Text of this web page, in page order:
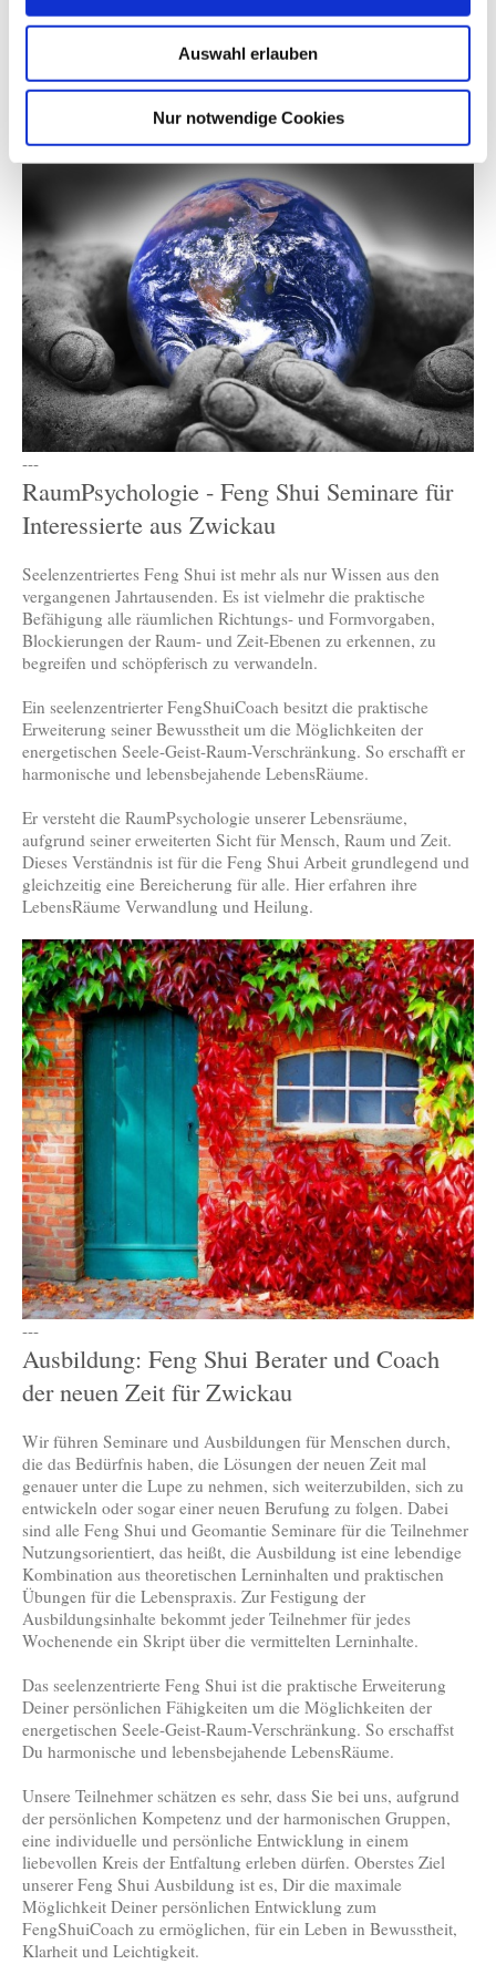
Auswahl erlauben
Nur notwendige Cookies
FengShuiCoach & GeomantieCoach
Vereinbare eine kostenlose telefonische Beratung. ⇒ Hier
Kontakt
Untersuchung, Beratung & Lösungen für Schlafzimmer,
Wohnung, Haus & Gewerbe ⇒ zurLebensRaumHeilung
---
RaumPsychologie - Feng Shui Seminare für
Interessierte aus Zwickau
Seelenzentriertes Feng Shui ist mehr als nur Wissen aus den
vergangenen Jahrtausenden. Es ist vielmehr die praktische
Befähigung alle räumlichen Richtungs- und Formvorgaben,
Blockierungen der Raum- und Zeit-Ebenen zu erkennen, zu
begreifen und schöpferisch zu verwandeln.
Ein seelenzentrierter FengShuiCoach besitzt die praktische
Erweiterung seiner Bewusstheit um die Möglichkeiten der
energetischen Seele-Geist-Raum-Verschränkung. So erschafft er
harmonische und lebensbejahende LebensRäume.
Er versteht die RaumPsychologie unserer Lebensräume,
aufgrund seiner erweiterten Sicht für Mensch, Raum und Zeit.
Dieses Verständnis ist für die Feng Shui Arbeit grundlegend und
gleichzeitig eine Bereicherung für alle. Hier erfahren ihre
LebensRäume Verwandlung und Heilung.
---
Ausbildung: Feng Shui Berater und Coach
der neuen Zeit für Zwickau
Wir führen Seminare und Ausbildungen für Menschen durch,
die das Bedürfnis haben, die Lösungen der neuen Zeit mal
genauer unter die Lupe zu nehmen, sich weiterzubilden, sich zu
entwickeln oder sogar einer neuen Berufung zu folgen. Dabei
sind alle Feng Shui und Geomantie Seminare für die Teilnehmer
Nutzungsorientiert, das heißt, die Ausbildung ist eine lebendige
Kombination aus theoretischen Lerninhalten und praktischen
Übungen für die Lebenspraxis. Zur Festigung der
Ausbildungsinhalte bekommt jeder Teilnehmer für jedes
Wochenende ein Skript über die vermittelten Lerninhalte.
Das seelenzentrierte Feng Shui ist die praktische Erweiterung
Deiner persönlichen Fähigkeiten um die Möglichkeiten der
energetischen Seele-Geist-Raum-Verschränkung. So erschaffst
Du harmonische und lebensbejahende LebensRäume.
Unsere Teilnehmer schätzen es sehr, dass Sie bei uns, aufgrund
der persönlichen Kompetenz und der harmonischen Gruppen,
eine individuelle und persönliche Entwicklung in einem
liebevollen Kreis der Entfaltung erleben dürfen. Oberstes Ziel
unserer Feng Shui Ausbildung ist es, Dir die maximale
Möglichkeit Deiner persönlichen Entwicklung zum
FengShuiCoach zu ermöglichen, für ein Leben in Bewusstheit,
Klarheit und Leichtigkeit.